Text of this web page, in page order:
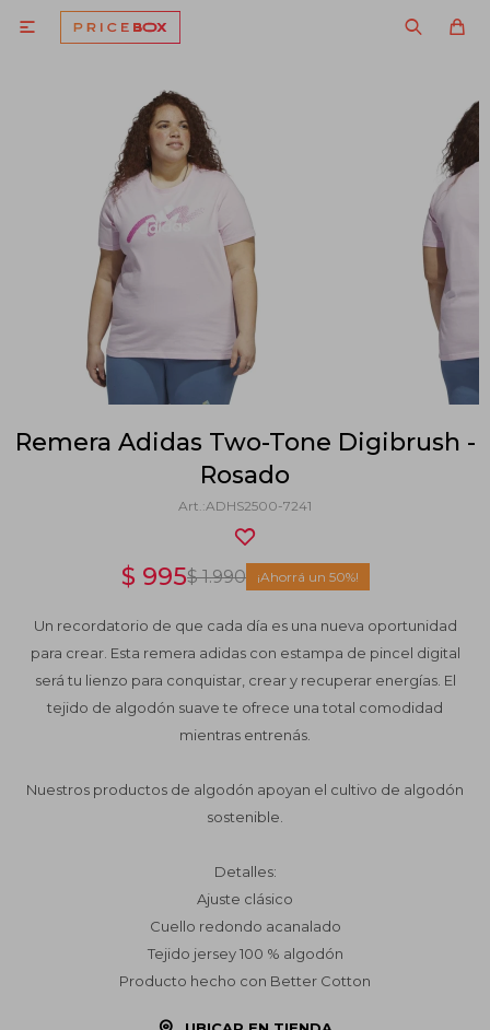

Remera Adidas Two-Tone Digibrush -
Rosado
ADHS2500-7241
$ 995$ 1.990 50
Un recordatorio de que cada día es una nueva oportunidad
para crear. Esta remera adidas con estampa de pincel digital
será tu lienzo para conquistar, crear y recuperar energías. El
tejido de algodón suave te ofrece una total comodidad
mientras entrenás.
Nuestros productos de algodón apoyan el cultivo de algodón
sostenible.
Detalles:
Ajuste clásico
Cuello redondo acanalado
Tejido jersey 100 % algodón
Producto hecho con Better Cotton